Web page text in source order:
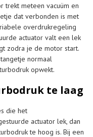
trekt meteen vacuüm en
dat verbonden is met
overdrukregeling
actuator valt een lek
zodra je de motor start.
normaal
opwekt.
te laag
die het
actuator lek, dan
te hoog is. Bij een